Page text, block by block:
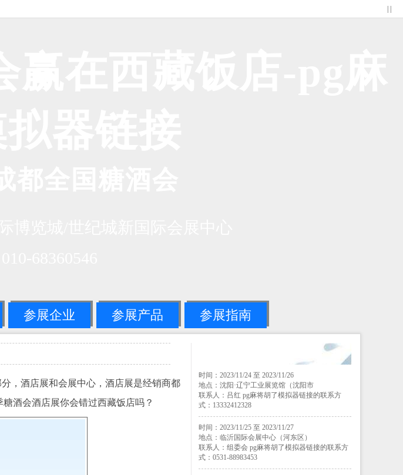
参展企业 参展产品 参展指南
，酒店展和会展中心，酒店展是经销商都
酒会酒店展你会错过西藏饭店吗？
时间：2023/11/24 至 2023/11/26
地点：沈阳·辽宁工业展览馆（沈阳市
联系人：吕红 pg麻将胡了模拟器链接的联系方
式：13332412328
时间：2023/11/25 至 2023/11/27
地点：临沂国际会展中心（河东区）
联系人：组委会 pg麻将胡了模拟器链接的联系方
式：0531-88983453